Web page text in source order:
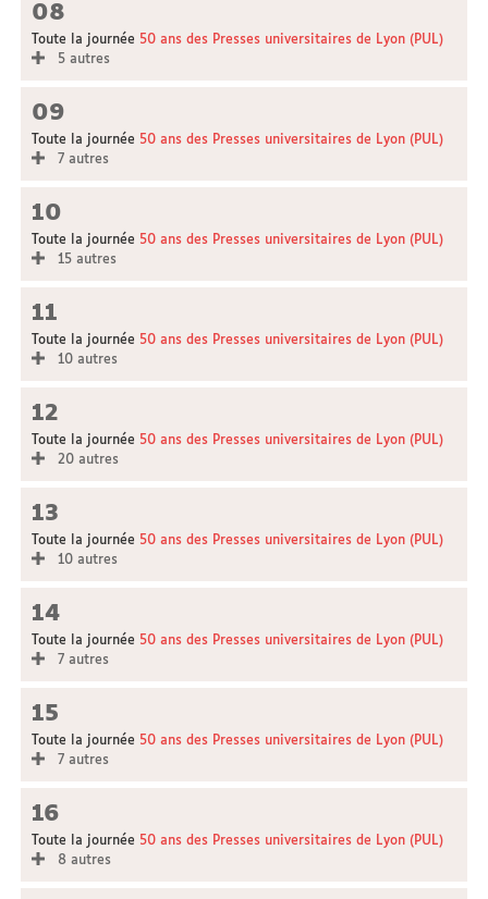
08
Toute la journée 50 ans des Presses universitaires de Lyon (PUL)
5 autres
09
Toute la journée 50 ans des Presses universitaires de Lyon (PUL)
7 autres
10
Toute la journée 50 ans des Presses universitaires de Lyon (PUL)
15 autres
11
Toute la journée 50 ans des Presses universitaires de Lyon (PUL)
10 autres
12
Toute la journée 50 ans des Presses universitaires de Lyon (PUL)
20 autres
13
Toute la journée 50 ans des Presses universitaires de Lyon (PUL)
10 autres
14
Toute la journée 50 ans des Presses universitaires de Lyon (PUL)
7 autres
15
Toute la journée 50 ans des Presses universitaires de Lyon (PUL)
7 autres
16
Toute la journée 50 ans des Presses universitaires de Lyon (PUL)
8 autres